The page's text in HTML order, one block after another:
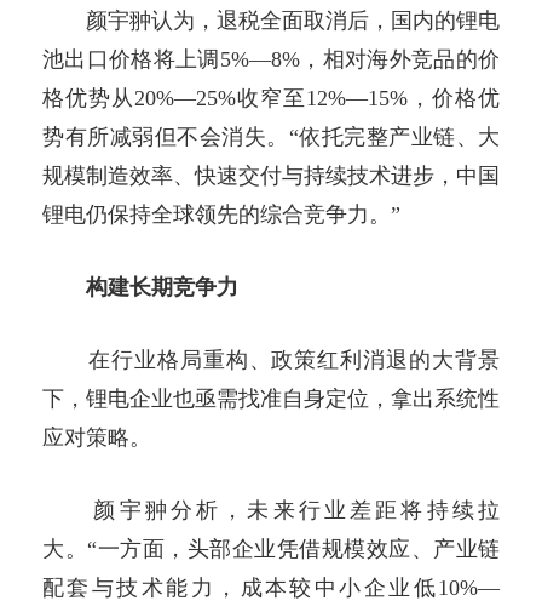
颜宇翀认为，退税全面取消后，国内的锂电
池出口价格将上调5%—8%，相对海外竞品的价
格优势从20%—25%收窄至12%—15%，价格优
势有所减弱但不会消失。“依托完整产业链、大
规模制造效率、快速交付与持续技术进步，中国
锂电仍保持全球领先的综合竞争力。”
构建长期竞争力
在行业格局重构、政策红利消退的大背景
下，锂电企业也亟需找准自身定位，拿出系统性
应对策略。
颜宇翀分析，未来行业差距将持续拉
大。“一方面，头部企业凭借规模效应、产业链
配套与技术能力，成本较中小企业低10%—